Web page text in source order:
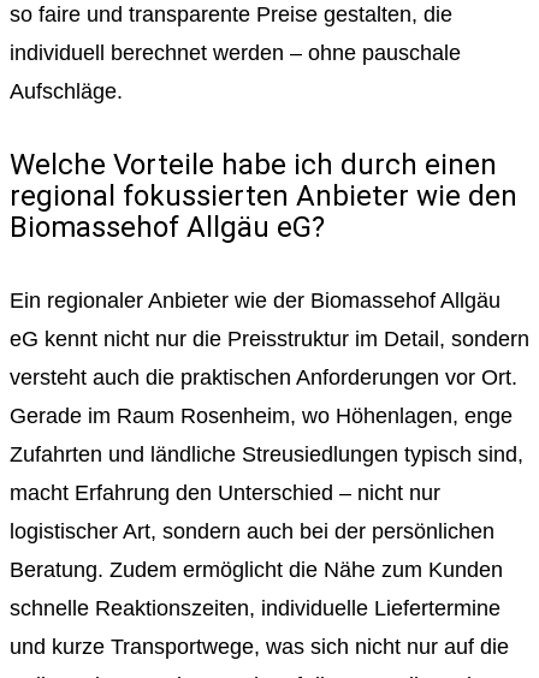
so faire und transparente Preise gestalten, die
individuell berechnet werden – ohne pauschale
Aufschläge.
Welche Vorteile habe ich durch einen
regional fokussierten Anbieter wie den
Biomassehof Allgäu eG?
Ein regionaler Anbieter wie der Biomassehof Allgäu
eG kennt nicht nur die Preisstruktur im Detail, sondern
versteht auch die praktischen Anforderungen vor Ort.
Gerade im Raum Rosenheim, wo Höhenlagen, enge
Zufahrten und ländliche Streusiedlungen typisch sind,
macht Erfahrung den Unterschied – nicht nur
logistischer Art, sondern auch bei der persönlichen
Beratung. Zudem ermöglicht die Nähe zum Kunden
schnelle Reaktionszeiten, individuelle Liefertermine
und kurze Transportwege, was sich nicht nur auf die